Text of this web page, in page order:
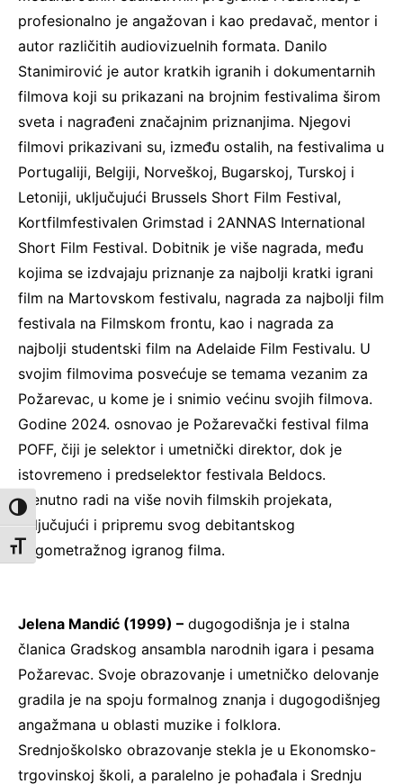
Toggle High Contrast
Toggle Font size
profesionalno je angažovan i kao predavač, mentor i
autor različitih audiovizuelnih formata. Danilo
Stanimirović je autor kratkih igranih i dokumentarnih
filmova koji su prikazani na brojnim festivalima širom
sveta i nagrađeni značajnim priznanjima. Njegovi
filmovi prikazivani su, između ostalih, na festivalima u
Portugaliji, Belgiji, Norveškoj, Bugarskoj, Turskoj i
Letoniji, uključujući Brussels Short Film Festival,
Kortfilmfestivalen Grimstad i 2ANNAS International
Short Film Festival. Dobitnik je više nagrada, među
kojima se izdvajaju priznanje za najbolji kratki igrani
film na Martovskom festivalu, nagrada za najbolji film
festivala na Filmskom frontu, kao i nagrada za
najbolji studentski film na Adelaide Film Festivalu. U
svojim filmovima posvećuje se temama vezanim za
Požarevac, u kome je i snimio većinu svojih filmova.
Godine 2024. osnovao je Požarevački festival filma
POFF, čiji je selektor i umetnički direktor, dok je
istovremeno i predselektor festivala Beldocs.
Trenutno radi na više novih filmskih projekata,
uključujući i pripremu svog debitantskog
dugometražnog igranog filma.
Jelena Mandić (1999) – dugogodišnja je i stalna
članica Gradskog ansambla narodnih igara i pesama
Požarevac. Svoje obrazovanje i umetničko delovanje
gradila je na spoju formalnog znanja i dugogodišnjeg
angažmana u oblasti muzike i folklora.
Srednjoškolsko obrazovanje stekla je u Ekonomsko-
trgovinskoj školi, a paralelno je pohađala i Srednju